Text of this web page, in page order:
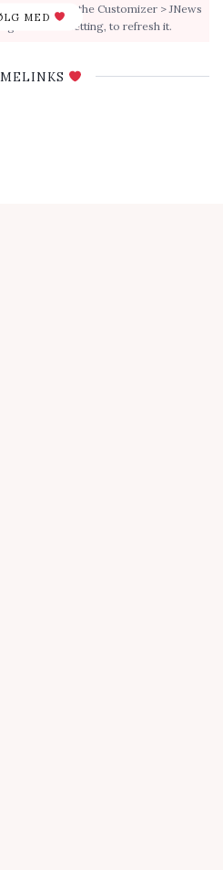
MED
Go to the Customizer > JNews
Feed Setting, to refresh it.